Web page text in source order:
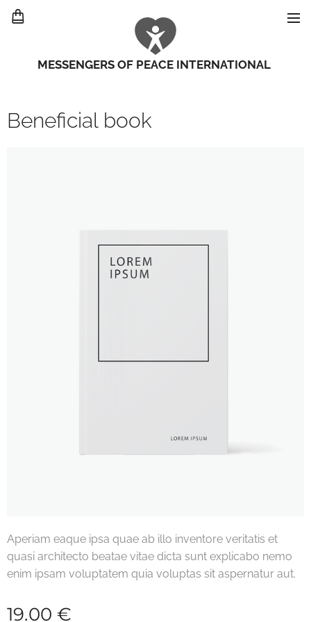
MESSENGERS OF PEACE INTERNATIONAL
Beneficial book
Aperiam eaque ipsa quae ab illo inventore veritatis et
quasi architecto beatae vitae dicta sunt explicabo nemo
enim ipsam voluptatem quia voluptas sit aspernatur aut.
19.00 €